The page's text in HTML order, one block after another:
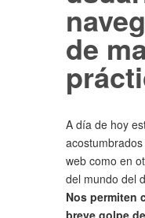
de
A día de hoy
web como en
del mundo del
Nos permiten